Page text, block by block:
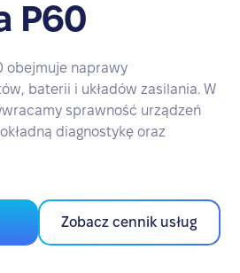
P60
obejmuje naprawy
baterii i układów zasilania. W
sprawność urządzeń
diagnostykę oraz
Zobacz cennik usług